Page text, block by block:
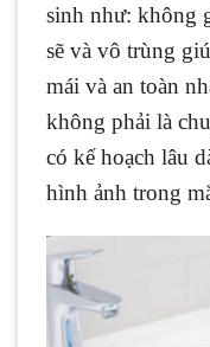
sinh như: không
sẽ và vô trùng
mái và an toàn
không phải là
có kế hoạch lâu
hình ảnh trong